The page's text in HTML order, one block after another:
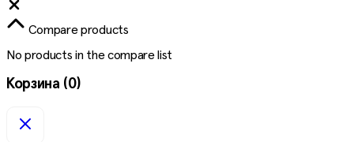
Compare products
No products in the compare list
Корзина (0)